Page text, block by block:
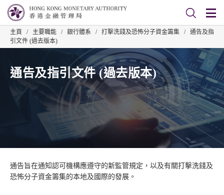
主頁 / 主要職能 / 銀行體系 / 打擊洗錢及恐怖分子資金籌集 /
通告及指
引文件 (過去版本)
通告及指引文件 (過去版本)
通告旨在通知認可機構應遵守的新監管規定，以及有關打擊洗錢及
恐怖分子資金籌集的本地及國際的發展。